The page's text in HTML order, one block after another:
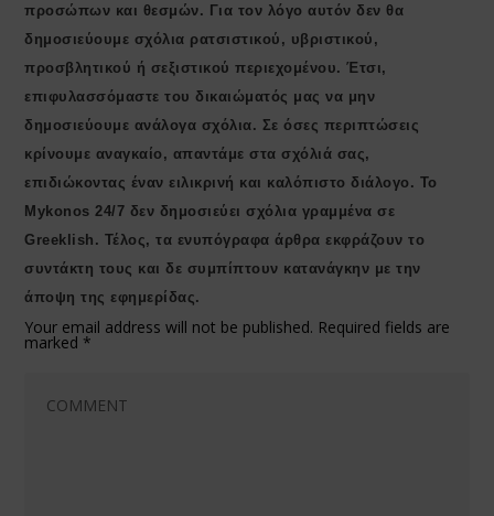
προσώπων και θεσμών. Για τον λόγο αυτόν δεν θα
δημοσιεύουμε σχόλια ρατσιστικού, υβριστικού,
προσβλητικού ή σεξιστικού περιεχομένου. Έτσι,
επιφυλασσόμαστε του δικαιώματός μας να μην
δημοσιεύουμε ανάλογα σχόλια. Σε όσες περιπτώσεις
κρίνουμε αναγκαίο, απαντάμε στα σχόλιά σας,
επιδιώκοντας έναν ειλικρινή και καλόπιστο διάλογο. Το
Μykonos 24/7 δεν δημοσιεύει σχόλια γραμμένα σε
Greeklish. Τέλος, τα ενυπόγραφα άρθρα εκφράζουν το
συντάκτη τους και δε συμπίπτουν κατανάγκην με την
άποψη της εφημερίδας.
Your email address will not be published. Required fields are
marked *